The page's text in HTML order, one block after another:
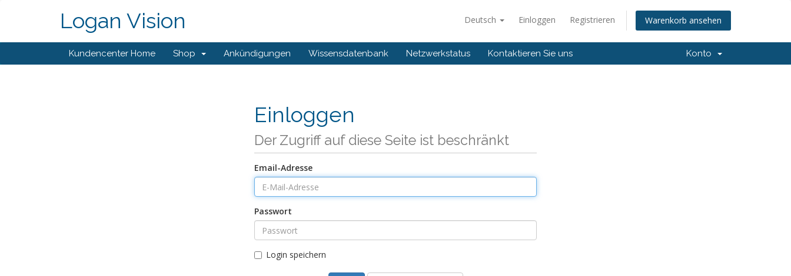
Deutsch Einloggen Registrieren Warenkorb ansehen
Logan Vision
Kundencenter Home Shop Ankündigungen Wissensdatenbank Netzwerkstatus Kontaktieren Sie uns Konto
Einloggen
Der Zugriff auf diese Seite ist beschränkt
Email-Adresse
Passwort
Login speichern